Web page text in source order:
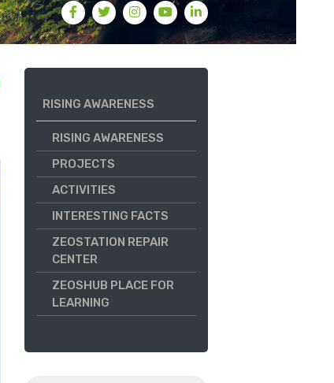
RISING AWARENESS
RISING AWARENESS
PROJECTS
ACTIVITIES
INTERESTING FACTS
ZEOSTATION REPAIR
CENTER
ZEOSHUB PLACE FOR
LEARNING